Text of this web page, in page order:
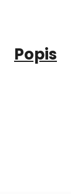
Popis